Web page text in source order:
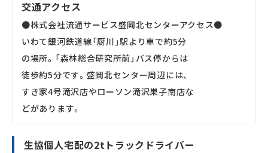
交通アクセス
●株式会社流通サービス盛岡北センターアクセス●
いわて銀河鉄道線「厨川」駅より車で約5分
の場所。「森林総合研究所前」バス停からは
徒歩約5分です。盛岡北センター周辺には、
すき家4号滝沢店やローソン滝沢巣子南店な
どがあります。
生協個人宅配の2tトラックドライバー